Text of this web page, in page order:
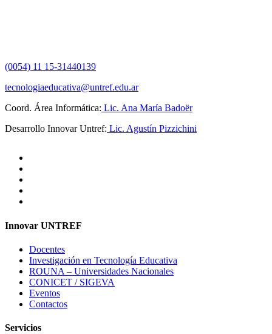
(0054) 11 15-31440139
tecnologiaeducativa@untref.edu.ar
Coord. Área Informática: Lic. Ana María Badoër
Desarrollo Innovar Untref: Lic. Agustín Pizzichini
Innovar UNTREF
Docentes
Investigación en Tecnología Educativa
ROUNA – Universidades Nacionales
CONICET / SIGEVA
Eventos
Contactos
Servicios